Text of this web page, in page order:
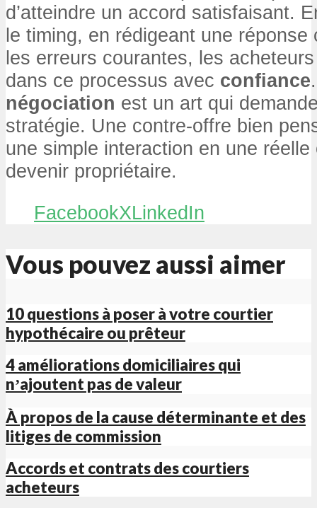
d’atteindre un accord satisfaisant.
le timing, en rédigeant une réponse
les erreurs courantes, les
dans ce processus avec confiance
négociation est un art qui
stratégie. Une contre-offre bien
une simple interaction en une
devenir propriétaire.
FacebookXLinkedIn
Vous pouvez aussi aimer
10 questions à poser à votre courtier
hypothécaire ou prêteur
4 améliorations domiciliaires qui
nʼajoutent pas de valeur
À propos de la cause déterminante et des
litiges de commission
Accords et contrats des courtiers
acheteurs